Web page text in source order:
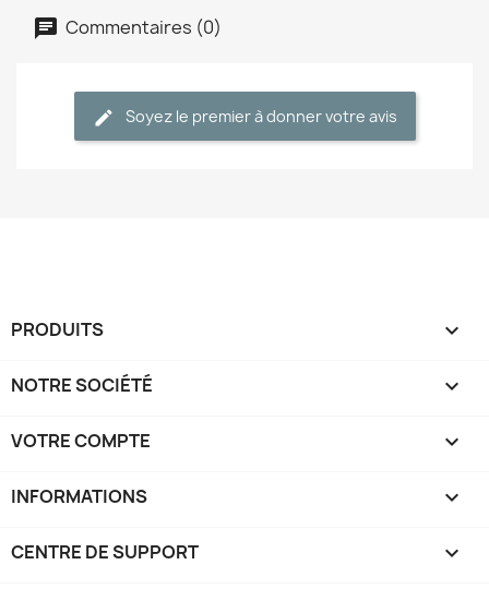
Commentaires (0)
Soyez le premier à donner votre avis
PRODUITS 
NOTRE SOCIÉTÉ 
VOTRE COMPTE 
INFORMATIONS keyboard_arrow_down
CENTRE DE SUPPORT 